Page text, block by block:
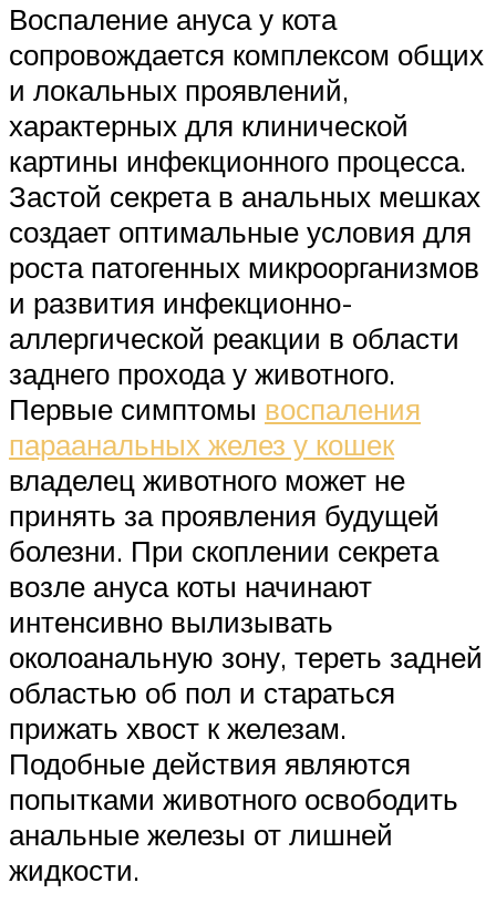
Воспаление ануса у кота
сопровождается комплексом общих
и локальных проявлений,
характерных для клинической
картины инфекционного процесса.
Застой секрета в анальных мешках
создает оптимальные условия для
роста патогенных микроорганизмов
и развития инфекционно-
аллергической реакции в области
заднего прохода у животного.
Первые симптомы воспаления
параанальных желез у кошек
владелец животного может не
принять за проявления будущей
болезни. При скоплении секрета
возле ануса коты начинают
интенсивно вылизывать
околоанальную зону, тереть задней
областью об пол и стараться
прижать хвост к железам.
Подобные действия являются
попытками животного освободить
анальные железы от лишней
жидкости.